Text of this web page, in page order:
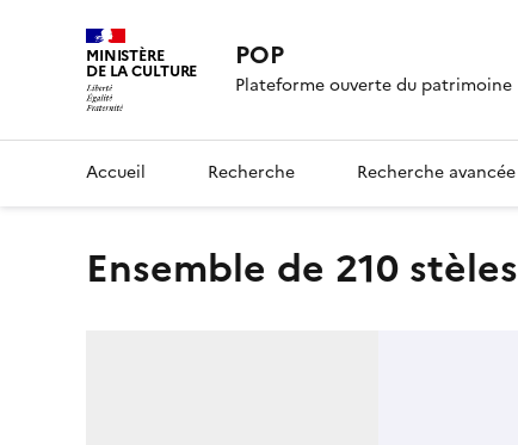
MINISTÈRE
DE LA CULTURE POP
Plateforme ouverte du patrimoine
Accueil Recherche Recherche avancée
ensemble de 210 stèles